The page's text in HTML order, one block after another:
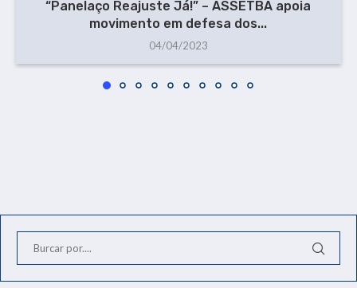
“Panelaço Reajuste Já!” – ASSETBA apoia
movimento em defesa dos...
04/04/2023